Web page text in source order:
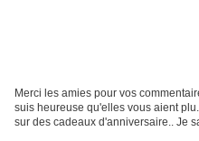
Merci les amies pour vos
suis heureuse qu'elles vous aient
sur des cadeaux d'anniversaire.. Je